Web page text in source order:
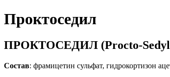
Проктоседил
ПРОКТОСЕДИЛ (Procto-
Состав: фрамицетин сульфат, гидрокортизон